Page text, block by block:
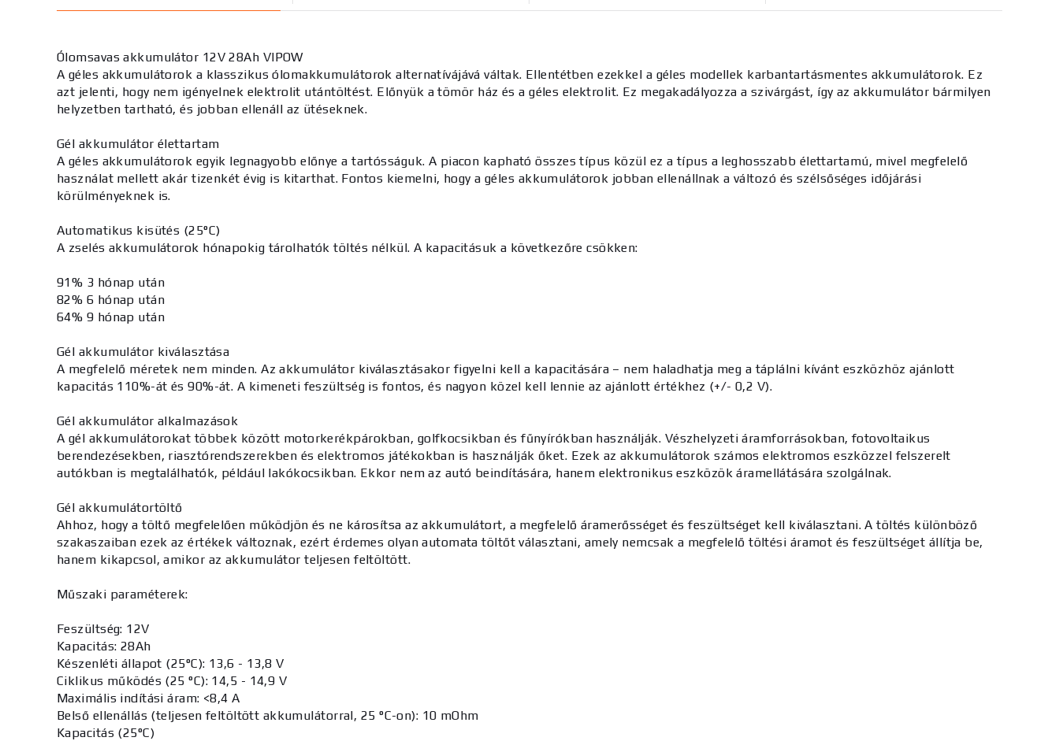
Ólomsavas akkumulátor 12V 28Ah VIPOW
A géles akkumulátorok a klasszikus ólomakkumulátorok alternatívájává váltak. Ellentétben ezekkel a géles modellek karbantartásmentes akkumulátorok. Ez
azt jelenti, hogy nem igényelnek elektrolit utántöltést. Előnyük a tömör ház és a géles elektrolit. Ez megakadályozza a szivárgást, így az akkumulátor bármilyen
helyzetben tartható, és jobban ellenáll az ütéseknek.
Gél akkumulátor élettartam
A géles akkumulátorok egyik legnagyobb előnye a tartósságuk. A piacon kapható összes típus közül ez a típus a leghosszabb élettartamú, mivel megfelelő
használat mellett akár tizenkét évig is kitarthat. Fontos kiemelni, hogy a géles akkumulátorok jobban ellenállnak a változó és szélsőséges időjárási
körülményeknek is.
Automatikus kisütés (25°C)
A zselés akkumulátorok hónapokig tárolhatók töltés nélkül. A kapacitásuk a következőre csökken:
91% 3 hónap után
82% 6 hónap után
64% 9 hónap után
Gél akkumulátor kiválasztása
A megfelelő méretek nem minden. Az akkumulátor kiválasztásakor figyelni kell a kapacitására – nem haladhatja meg a táplálni kívánt eszközhöz ajánlott
kapacitás 110%-át és 90%-át. A kimeneti feszültség is fontos, és nagyon közel kell lennie az ajánlott értékhez (+/- 0,2 V).
Gél akkumulátor alkalmazások
A gél akkumulátorokat többek között motorkerékpárokban, golfkocsikban és fűnyírókban használják. Vészhelyzeti áramforrásokban, fotovoltaikus
berendezésekben, riasztórendszerekben és elektromos játékokban is használják őket. Ezek az akkumulátorok számos elektromos eszközzel felszerelt
autókban is megtalálhatók, például lakókocsikban. Ekkor nem az autó beindítására, hanem elektronikus eszközök áramellátására szolgálnak.
Gél akkumulátortöltő
Ahhoz, hogy a töltő megfelelően működjön és ne károsítsa az akkumulátort, a megfelelő áramerősséget és feszültséget kell kiválasztani. A töltés különböző
szakaszaiban ezek az értékek változnak, ezért érdemes olyan automata töltőt választani, amely nemcsak a megfelelő töltési áramot és feszültséget állítja be,
hanem kikapcsol, amikor az akkumulátor teljesen feltöltött.
Műszaki paraméterek:
Feszültség: 12V
Kapacitás: 28Ah
Készenléti állapot (25°C): 13,6 - 13,8 V
Ciklikus működés (25 °C): 14,5 - 14,9 V
Maximális indítási áram: <8,4 A
Belső ellenállás (teljesen feltöltött akkumulátorral, 25 °C-on): 10 mOhm
Kapacitás (25°C)